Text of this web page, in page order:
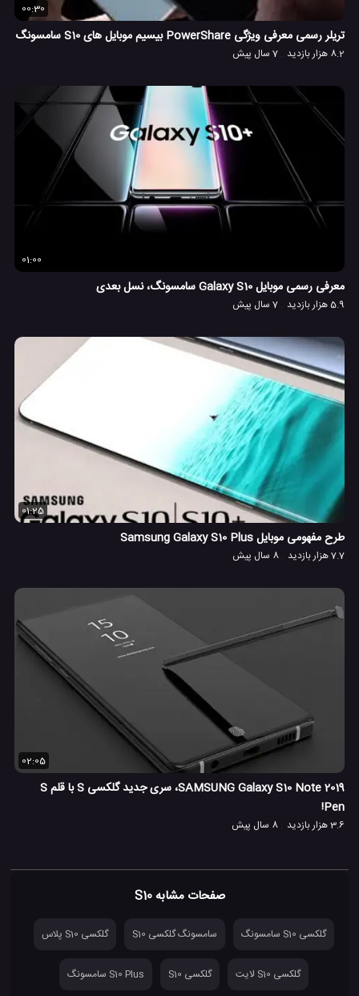
00:30
تریلر رسمی معرفی ویژگی PowerShare بیسیم موبایل های S10 سامسونگ
8.2 هزار بازدید 7 سال پیش
01:00
معرفی رسمی موبایل Galaxy S10 سامسونگ، نسل بعدی
5.9 هزار بازدید 7 سال پیش
01:25
طرح مفهومی موبایل Samsung Galaxy S10 Plus
7.7 هزار بازدید 8 سال پیش
02:05
SAMSUNG Galaxy S10 Note 2019، سری جدید گلکسی S با قلم S
Pen!
3.6 هزار بازدید 8 سال پیش
صفحات مشابه S10
گلکسی S10 سامسونگ سامسونگ گلکسی S10 گلکسی S10 پلاس
گلکسی S10 لایت گلکسی S10 S10 Plus سامسونگ